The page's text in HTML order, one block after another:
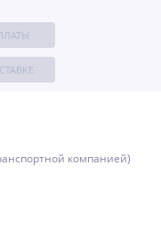
компанией)